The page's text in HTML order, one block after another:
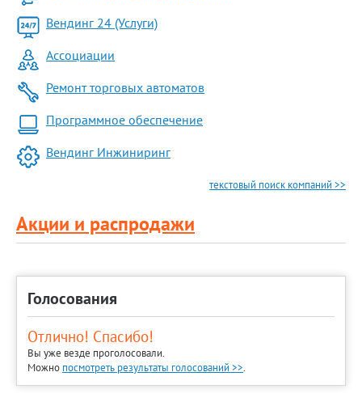
Вендинг 24 (Услуги)
Ассоциации
Ремонт торговых автоматов
Программное обеспечение
Вендинг Инжиниринг
текстовый поиск компаний >>
Акции и распродажи
Голосования
Отлично! Спасибо!
Вы уже везде проголосовали.
Можно посмотреть результаты голосований >>.